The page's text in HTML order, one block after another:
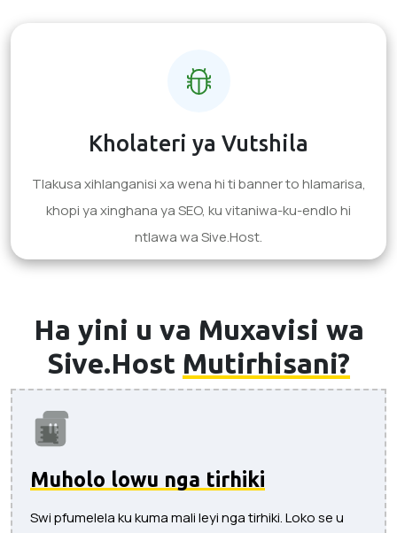
Kholateri ya Vutshila
Tlakusa xihlanganisi xa wena hi ti banner to hlamarisa,
khopi ya xinghana ya SEO, ku vitaniwa-ku-endlo hi
ntlawa wa Sive.Host.
Ha yini u va Muxavisi wa
Sive.Host Mutirhisani?
Muholo lowu nga tirhiki
Swi pfumelela ku kuma mali leyi nga tirhiki. Loko se u